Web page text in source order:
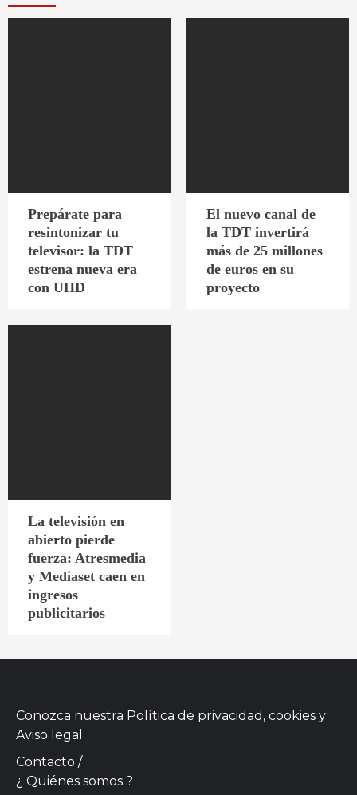
Prepárate para
resintonizar tu
televisor: la TDT
estrena nueva era
con UHD
El nuevo canal de
la TDT invertirá
más de 25 millones
de euros en su
proyecto
La televisión en
abierto pierde
fuerza: Atresmedia
y Mediaset caen en
ingresos
publicitarios
Conozca nuestra Política de privacidad, cookies y
Aviso legal
Contacto /
¿ Quiénes somos ?